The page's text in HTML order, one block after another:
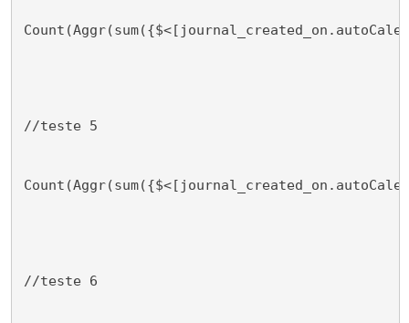
//teste 5
//teste 6